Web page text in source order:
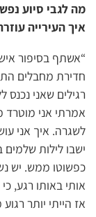
מה לגבי סיוע
איך העירייה
“אשתף בסיפור
חדירת מחבלים
רגילים שאני
אמרתי אני
לשגרה. איך אני
ישבו לילות שלמים
כפשוטו ממש. יש
אותי באותו רגע,
אז הייתי יותר